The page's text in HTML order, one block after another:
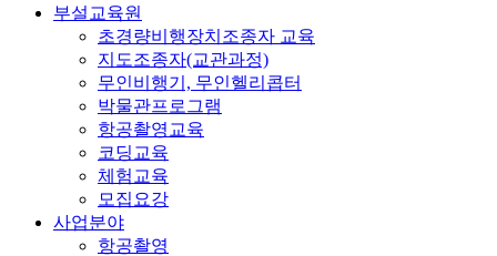
부설교육원
초경량비행장치조종자 교육
지도조종자(교관과정)
무인비행기, 무인헬리콥터
박물관프로그램
항공촬영교육
코딩교육
체험교육
모집요강
사업분야
항공촬영